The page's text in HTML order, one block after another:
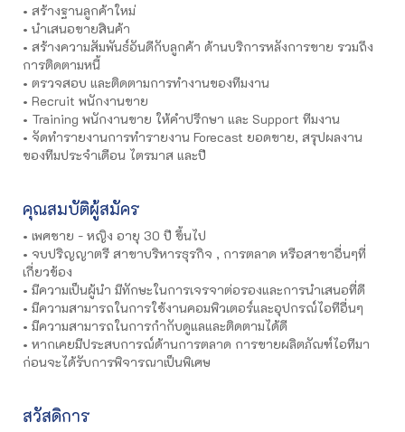
• สร้างฐานลูกค้าใหม่
• นำเสนอขายสินค้า
• สร้างความสัมพันธ์อันดีกับลูกค้า ด้านบริการหลังการขาย รวมถึง
การติดตามหนี้
• ตรวจสอบ และติดตามการทำงานของทีมงาน
• Recruit พนักงานขาย
• Training พนักงานขาย ให้คำปรึกษา และ Support ทีมงาน
• จัดทำรายงานการทำรายงาน Forecast ยอดขาย, สรุปผลงาน
ของทีมประจำเดือน ไตรมาส และปี
คุณสมบัติผู้สมัคร
• เพศชาย - หญิง อายุ 30 ปี ขึ้นไป
• จบปริญญาตรี สาขาบริหารธุรกิจ , การตลาด หรือสาขาอื่นๆที่
เกี่ยวข้อง
• มีความเป็นผู้นำ มีทักษะในการเจรจาต่อรองและการนำเสนอที่ดี
• มีความสามารถในการใช้งานคอมพิวเตอร์และอุปกรณ์ไอทีอื่นๆ
• มีความสามารถในการกำกับดูแลและติดตามได้ดี
• หากเคยมีประสบการณ์ด้านการตลาด การขายผลิตภัณฑ์ไอทีมา
ก่อนจะได้รับการพิจารณาเป็นพิเศษ
สวัสดิการ